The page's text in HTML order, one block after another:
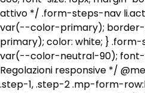
attivo */ .form-steps-nav
var(--color-primary);
primary); color: white; }
var(--color-neutral-90); font-
Regolazioni responsive */
.step-1, .step-2 .mp-form-